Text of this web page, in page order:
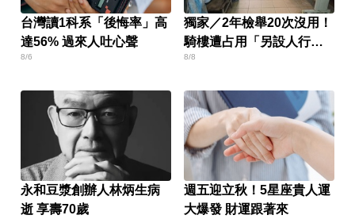
台灣讀1科系「後悔率」高
達56% 過來人吐心聲
8/6
獨家／2年檢舉20次沒用！
騎樓遭占用「另設人行
道」挨批
8/8
永和豆漿創辦人林炳生病
逝 享壽70歲
週五迎立秋！5星座貴人運
大爆發 財運跟著來